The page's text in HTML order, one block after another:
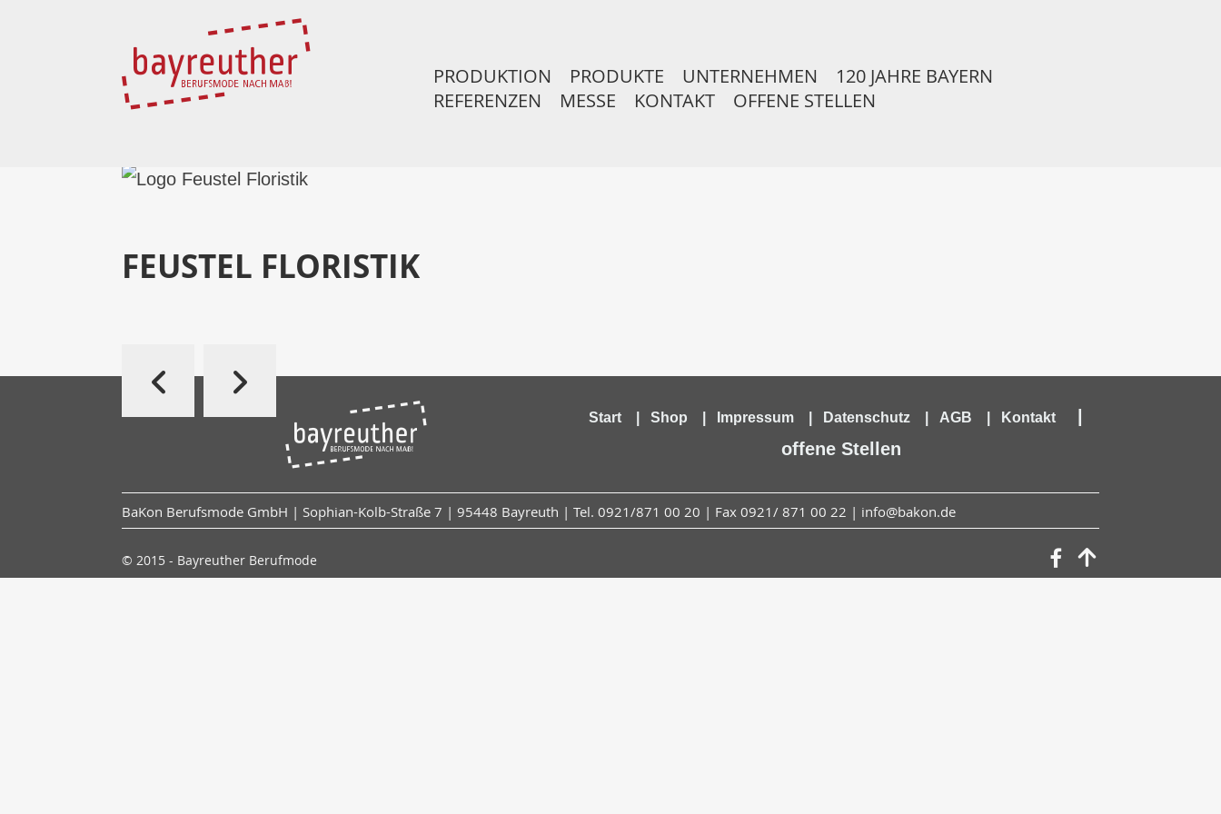
PRODUKTION PRODUKTE UNTERNEHMEN
120 JAHRE BAYERN
REFERENZEN
MESSE KONTAKT OFFENE STELLEN
FEUSTEL FLORISTIK
Start |Shop Impressum Datenschutz AGB Kontakt
offene Stellen
BaKon Berufsmode GmbH | Sophian-Kolb-Straße 7 | 95448 Bayreuth | Tel.0921/871 00 20 | Fax 0921/ 871 00 22 | info@bakon.de
© 2015 - Bayreuther Berufmode